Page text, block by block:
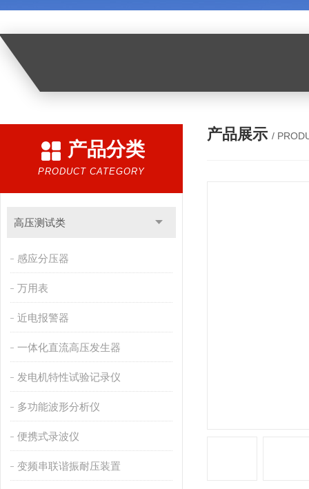
产品分类
PRODUCT CATEGORY
高压测试类
感应分压器
万用表
近电报警器
一体化直流高压发生器
发电机特性试验记录仪
多功能波形分析仪
便携式录波仪
变频串联谐振耐压装置
产品展示 /